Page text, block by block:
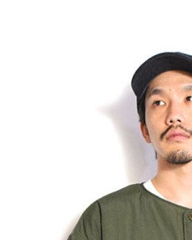
GLIMCLAP 2026 秋冬
1st 先行予約